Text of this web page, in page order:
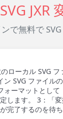
SVG JXR
で無料で SVG
ローカル SVG フ
ン SVG ファイル
ーマットとして
します。 3：「
完了するのを待ち